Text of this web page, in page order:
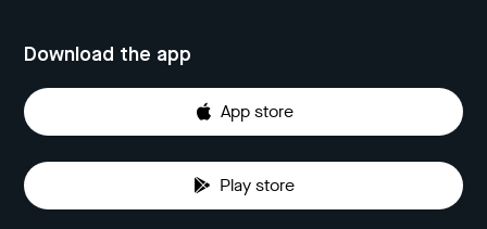
Download the app
App store
Play store